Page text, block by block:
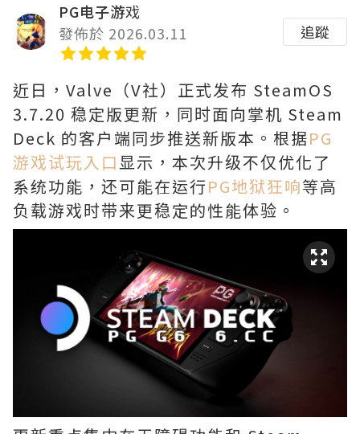
PG电子游戏
發佈於 2026.03.11
追蹤
近日，Valve（V社）正式发布 SteamOS
3.7.20 稳定版更新，同时面向掌机 Steam
Deck 的客户端同步推送新版本。根据PG
游戏试玩入口显示，本次升级不仅优化了
系统功能，还可能在运行PG地狱狂响等高
负载游戏时带来更稳定的性能体验。